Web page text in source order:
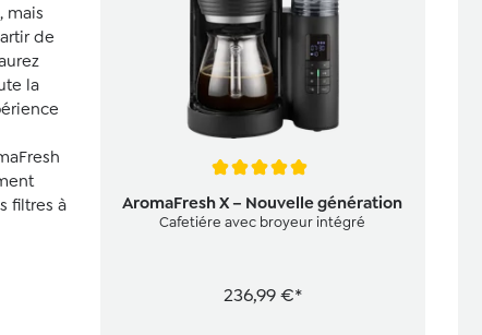
mais
de
la
filtres à
Note moyenne de 5 sur 5 étoiles
AromaFresh X – Nouvelle génération
Cafetiére avec broyeur intégré
236,99 €*